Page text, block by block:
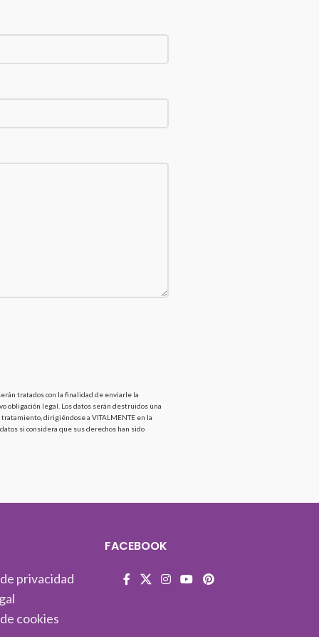
tratados con la finalidad de enviarle la
obligación legal. Los datos serán destruidos una
dirigiéndose a VITALMENTE en la
si considera que sus derechos han sido
privacidad
cookies
FACEBOOK